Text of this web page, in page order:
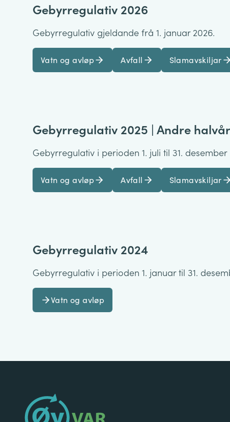
Gebyrregulativ 2026
Gebyrregulativ gjeldande frå 1. januar 2026.
Vatn og avløp Avfall Slamavskiljar
Gebyrregulativ 2025 | Andre halvår
Gebyrregulativ i perioden 1. juli til 31. desember
Vatn og avløp Avfall Slamavskiljar
Gebyrregulativ 2024
Gebyrregulativ i perioden 1. januar til 31.
Vatn og avløp